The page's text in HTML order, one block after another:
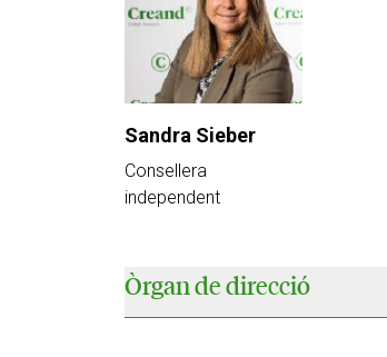
Sandra Sieber
Consellera
independent
Òrgan de direcció